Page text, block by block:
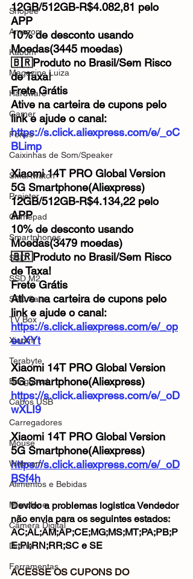
Shopee
Amazon
Kabum
Magazine Luiza
Hardware
Gamer
Fones
Caixinhas de Som/Speaker
Smartwatch
Projetor
Gamepad
Smartphones
SSD
SSD M2
SSD Sata
TV Box
Xiaomi
Terabyte
Banggood
Cabos USB
Carregadores
Mouse
Webcam
Alimentos e Bebidas
Microfone
Câmera Digital
Drone
Ferramentas
12GB/512GB-R$4.082,81 pelo
APP
10% de desconto usando
Moedas(3445 moedas)
🇧🇷Produto no Brasil/Sem Risco
de Taxa!
Frete Grátis
Ative na carteira de cupons pelo
link e ajude o canal:
https://s.click.aliexpress.com/e/_oC
BLimp
Xiaomi 14T PRO Global Version
5G Smartphone(Aliexpress)
12GB/512GB-R$4.134,22 pelo
APP
10% de desconto usando
Moedas(3479 moedas)
🇧🇷Produto no Brasil/Sem Risco
de Taxa!
Frete Grátis
Ative na carteira de cupons pelo
link e ajude o canal:
https://s.click.aliexpress.com/e/_op
euXYt
Xiaomi 14T PRO Global Version
5G Smartphone(Aliexpress)
https://s.click.aliexpress.com/e/_oD
wXLI9
Xiaomi 14T PRO Global Version
5G Smartphone(Aliexpress)
https://s.click.aliexpress.com/e/_oD
BSf4h
Devido a problemas logistica Vendedor
não envia para os seguintes estados:
AC;AL;AM;AP;CE;MG;MS;MT;PA;PB;P
E;PI;RN;RR;SC e SE
ACESSE OS CUPONS DO